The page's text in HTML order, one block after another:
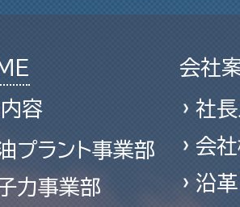
容
プラント事業部
力事業部
会社
社長
会
沿革